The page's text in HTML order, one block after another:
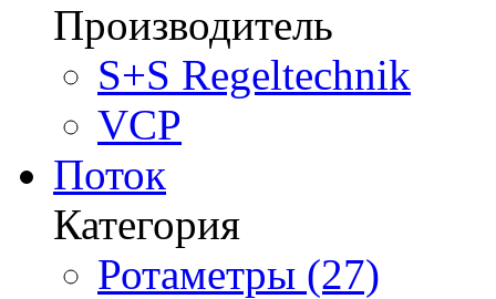
Производитель
S+S Regeltechnik
VCP
Поток
Категория
Ротаметры (27)